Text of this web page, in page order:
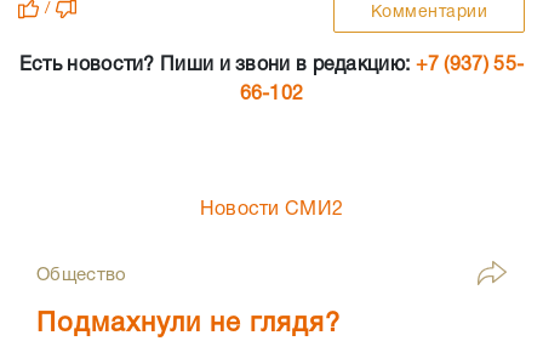
/ Комментарии
Есть новости? Пиши и звони в редакцию: +7 (937) 55-
66-102
Новости СМИ2
Общество
Подмахнули не глядя?